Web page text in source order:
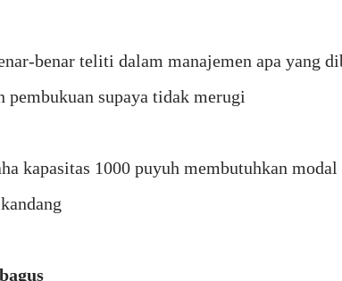
benar teliti dalam manajemen apa yang
pembukuan supaya tidak merugi
kapasitas 1000 puyuh membutuhkan